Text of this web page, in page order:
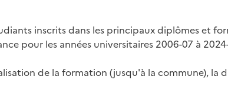
inscrits dans les principaux diplômes et
pour les années universitaires 2006-07 à
de la formation (jusqu'à la commune),